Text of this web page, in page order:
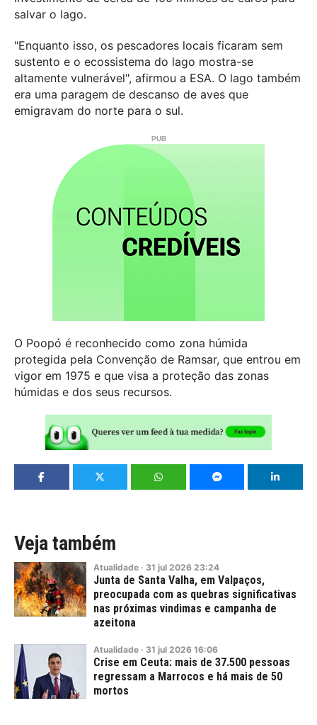
salvar o lago.
"Enquanto isso, os pescadores locais ficaram sem
sustento e o ecossistema do lago mostra-se
altamente vulnerável", afirmou a ESA. O lago também
era uma paragem de descanso de aves que
emigravam do norte para o sul.
O Poopó é reconhecido como zona húmida
protegida pela Convenção de Ramsar, que entrou em
vigor em 1975 e que visa a proteção das zonas
húmidas e dos seus recursos.
Veja também
Atualidade · 31 jul 2026 23:24
Junta de Santa Valha, em Valpaços,
preocupada com as quebras significativas
nas próximas vindimas e campanha de
azeitona
Atualidade · 31 jul 2026 16:06
Crise em Ceuta: mais de 37.500 pessoas
regressam a Marrocos e há mais de 50
mortos